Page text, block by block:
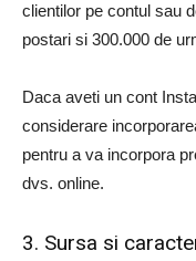
clientilor pe contul sau
postari si 300.000 de
Daca aveti un cont
considerare
pentru a va incorpora
dvs. online.
3. Sursa si